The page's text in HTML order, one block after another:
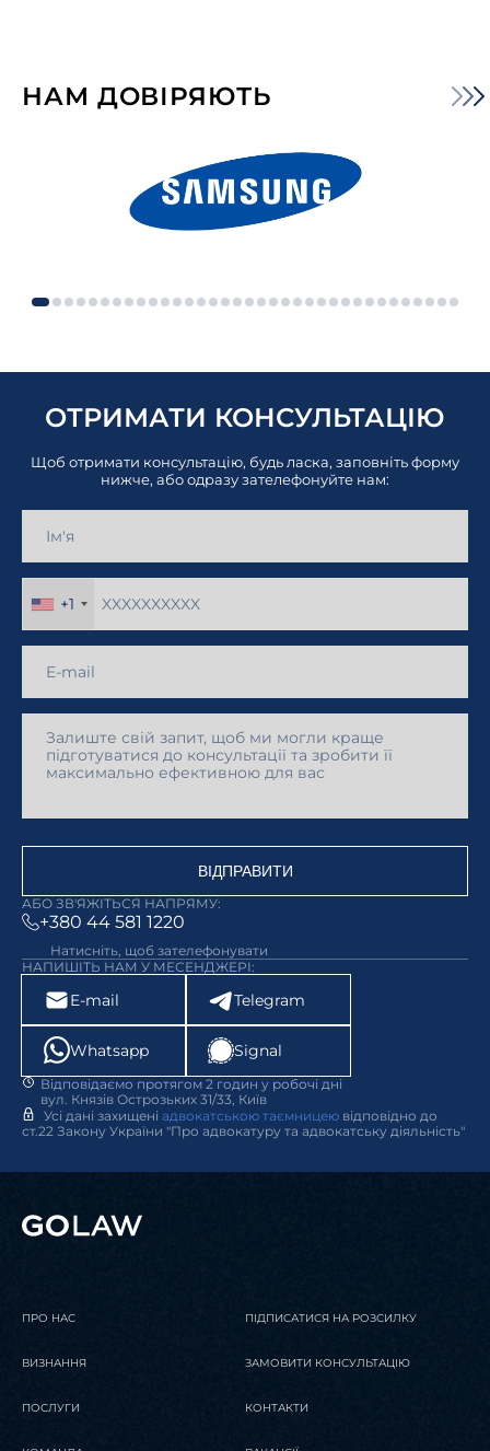
НАМ ДОВІРЯЮТЬ
ОТРИМАТИ КОНСУЛЬТАЦІЮ
Щоб отримати консультацію, будь ласка, заповніть форму
нижче, або одразу зателефонуйте нам:
+1
ВІДПРАВИТИ
АБО ЗВ'ЯЖІТЬСЯ НАПРЯМУ:
+380 44 581 1220
Натисніть, щоб зателефонувати
НАПИШІТЬ НАМ У МЕСЕНДЖЕРІ:
E-mail Telegram
Whatsapp Signal
Відповідаємо протягом 2 годин у робочі дні
вул. Князів Острозьких 31/33, Київ
Усі дані захищені адвокатською таємницею відповідно до
ст.22 Закону України "Про адвокатуру та адвокатську діяльність"
ПРО НАС
ВИЗНАННЯ
ПОСЛУГИ
ПІДПИСАТИСЯ НА РОЗСИЛКУ
ЗАМОВИТИ КОНСУЛЬТАЦІЮ
КОНТАКТИ